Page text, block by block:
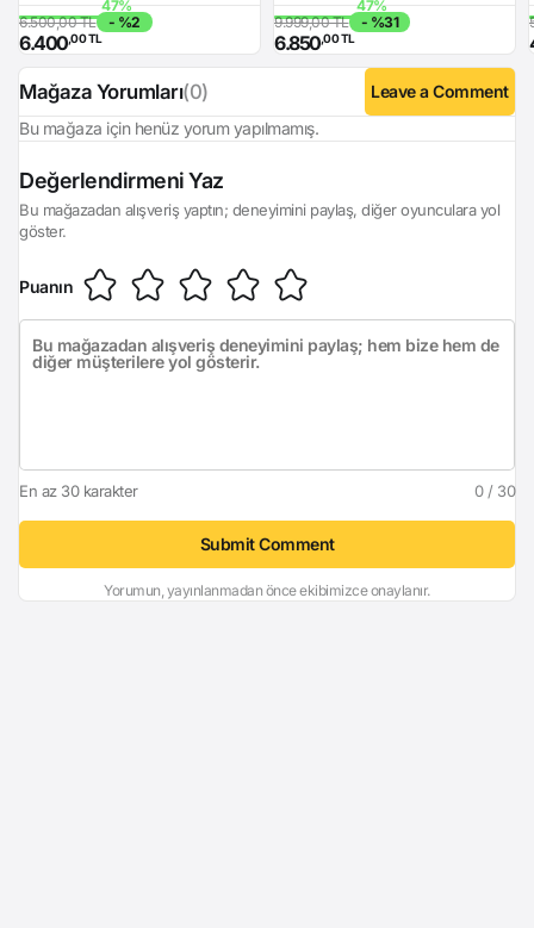
6.500,00 TL - %2
6.400,00 TL
9.999,00 TL - %31
6.850,00 TL
Mağaza Yorumları(0)
Leave a Comment
Bu mağaza için henüz yorum yapılmamış.
Değerlendirmeni Yaz
Bu mağazadan alışveriş yaptın; deneyimini paylaş, diğer oyunculara yol
göster.
Puanın
En az 30 karakter 0 / 30
Submit Comment
Yorumun, yayınlanmadan önce ekibimizce onaylanır.